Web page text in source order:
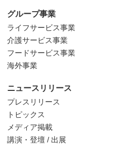
グループ事業
ライフサービス事業
介護サービス事業
フードサービス事業
海外事業
ニュースリリース
プレスリリース
トピックス
メディア掲載
講演・登壇 / 出展